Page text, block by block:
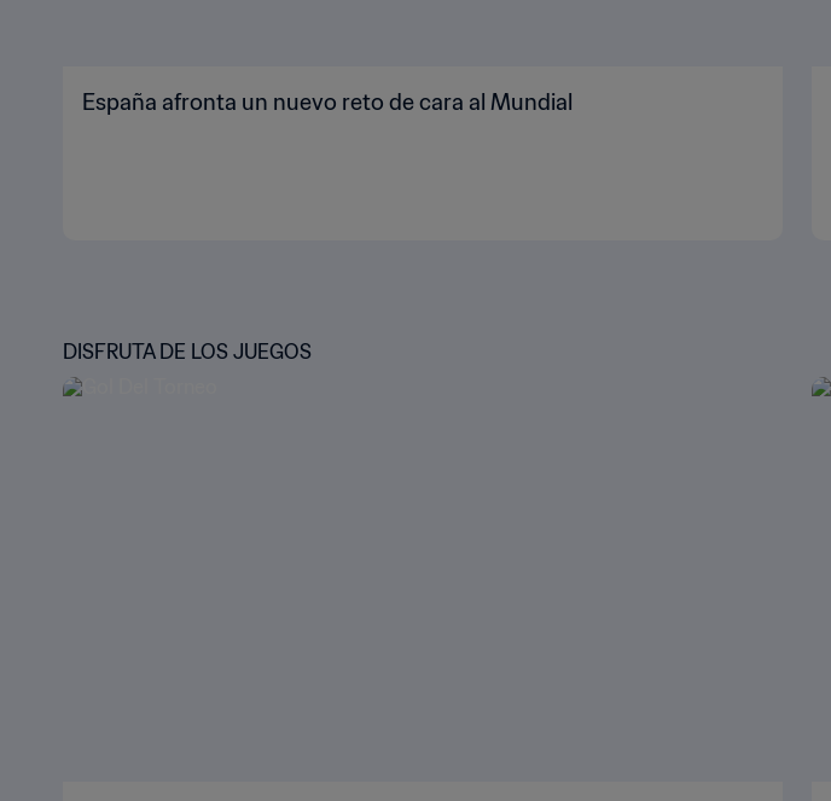
España afronta un nuevo reto de cara al Mundial
DISFRUTA DE LOS JUEGOS